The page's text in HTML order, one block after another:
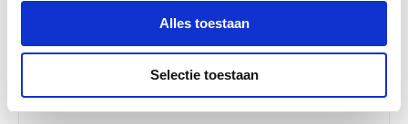
Alles toestaan
Selectie toestaan